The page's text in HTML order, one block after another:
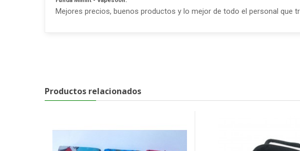
Mejores precios, buenos productos y lo mejor de todo el personal que
Productos relacionados